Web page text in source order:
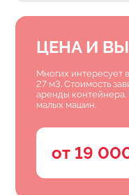
ЦЕНА И
Многих интересует
27 м3. Стоимость
аренды контейнера.
малых машин.
от 19